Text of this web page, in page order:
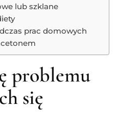
lub szklane
prac domowych
problemu
się